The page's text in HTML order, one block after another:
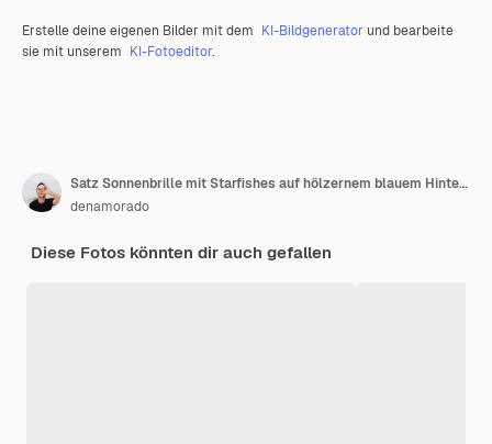
Erstelle deine eigenen Bilder mit dem KI-Bildgenerator und bearbeite
sie mit unserem KI-Fotoeditor.
Satz Sonnenbrille mit Starfishes auf hölzernem blauem Hintergrund
denamorado
Diese Fotos könnten dir auch gefallen